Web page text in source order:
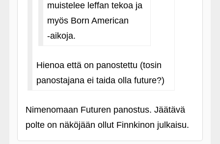
muistelee leffan tekoa ja
myös Born American
‑aikoja.
Hienoa että on panostettu (tosin
panostajana ei taida olla future?)
Nimenomaan Futuren panostus. Jäätävä
polte on näköjään ollut Finnkinon julkaisu.